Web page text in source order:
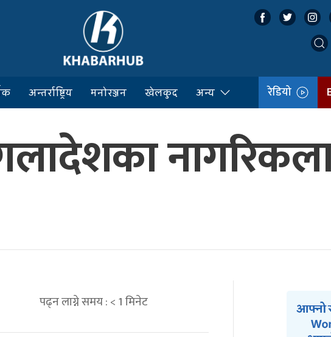
अन्तर्राष्ट्रिय मनोरञ्जन खेलकुद अन्य रेडियो
पढ्न लाग्ने समय :< 1मिनेट